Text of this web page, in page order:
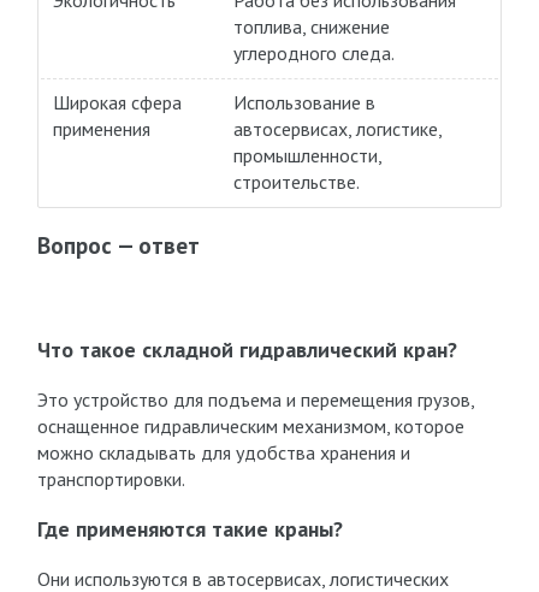
топлива, снижение
углеродного следа.
Широкая сфера
применения
Использование в
автосервисах, логистике,
промышленности,
строительстве.
Вопрос — ответ
Что такое складной гидравлический кран?
Это устройство для подъема и перемещения грузов,
оснащенное гидравлическим механизмом, которое
можно складывать для удобства хранения и
транспортировки.
Где применяются такие краны?
Они используются в автосервисах, логистических